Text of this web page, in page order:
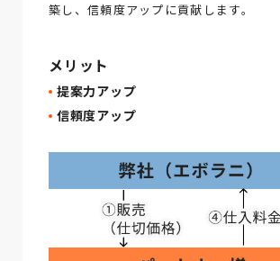
築し、信頼度アップに貢献します。
メリット
提案力アップ
信頼度アップ